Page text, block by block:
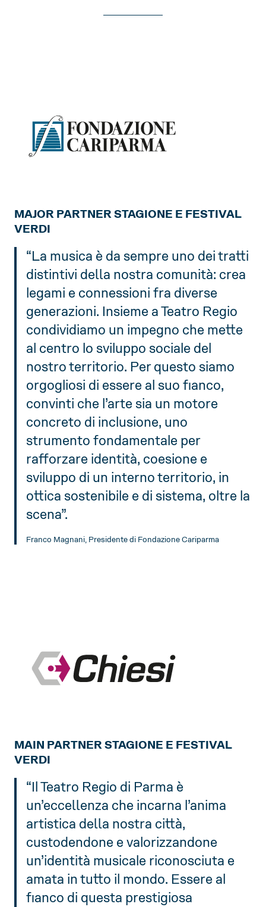
MAJOR PARTNER STAGIONE E FESTIVAL
VERDI
“La musica è da sempre uno dei tratti
distintivi della nostra comunità: crea
legami e connessioni fra diverse
generazioni. Insieme a Teatro Regio
condividiamo un impegno che mette
al centro lo sviluppo sociale del
nostro territorio. Per questo siamo
orgogliosi di essere al suo fianco,
convinti che l’arte sia un motore
concreto di inclusione, uno
strumento fondamentale per
rafforzare identità, coesione e
sviluppo di un interno territorio, in
ottica sostenibile e di sistema, oltre la
scena”.
Franco Magnani, Presidente di Fondazione Cariparma
MAIN PARTNER STAGIONE E FESTIVAL
VERDI
“Il Teatro Regio di Parma è
un’eccellenza che incarna l’anima
artistica della nostra città,
custodendone e valorizzandone
un’identità musicale riconosciuta e
amata in tutto il mondo. Essere al
fianco di questa prestigiosa